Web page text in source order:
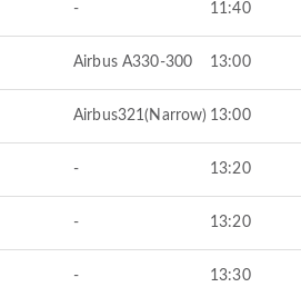
- 11:40
Airbus A330-300 13:00
Airbus321(Narrow) 13:00
- 13:20
- 13:20
- 13:30